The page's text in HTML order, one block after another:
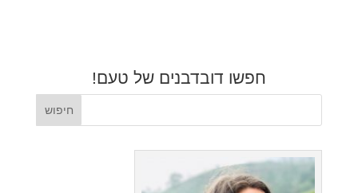
חפשו דובדבנים של טעם!